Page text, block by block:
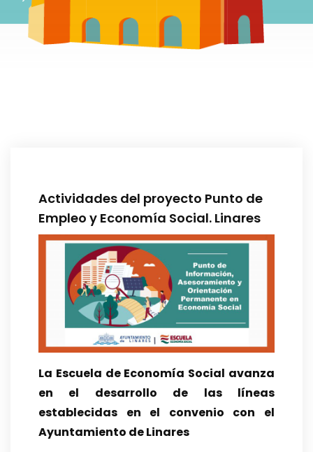
Actividades del proyecto Punto de
Empleo y Economía Social. Linares
La Escuela de Economía Social avanza
en el desarrollo de las líneas
establecidas en el convenio con el
Ayuntamiento de Linares